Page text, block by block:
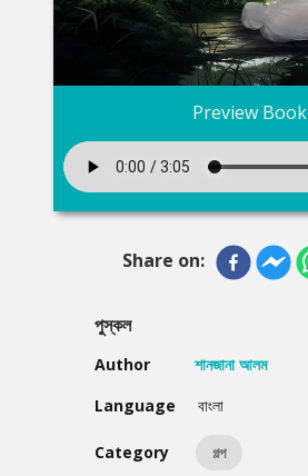
Preview Book
Share on:
পুস্কল
Author
শানজানা আলম
Language
বাংলা
Category গল্প